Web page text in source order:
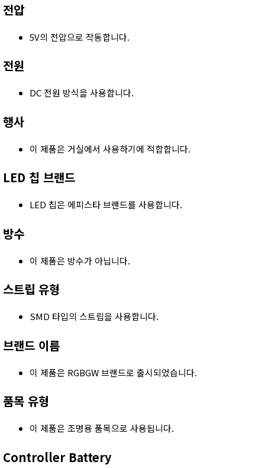
전압
5V의 전압으로 작동합니다.
전원
DC 전원 방식을 사용합니다.
행사
이 제품은 거실에서 사용하기에 적합합니다.
LED 칩 브랜드
LED 칩은 에피스타 브랜드를 사용합니다.
방수
이 제품은 방수가 아닙니다.
스트립 유형
SMD 타입의 스트립을 사용합니다.
브랜드 이름
이 제품은 RGBGW 브랜드로 출시되었습니다.
품목 유형
이 제품은 조명용 품목으로 사용됩니다.
Controller Battery